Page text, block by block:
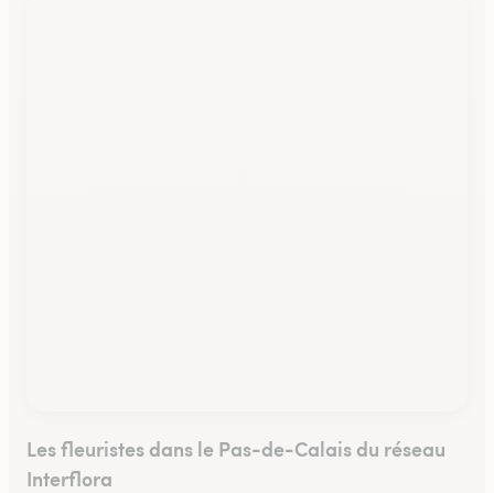
Les fleuristes dans le Pas-de-Calais du réseau
Interflora